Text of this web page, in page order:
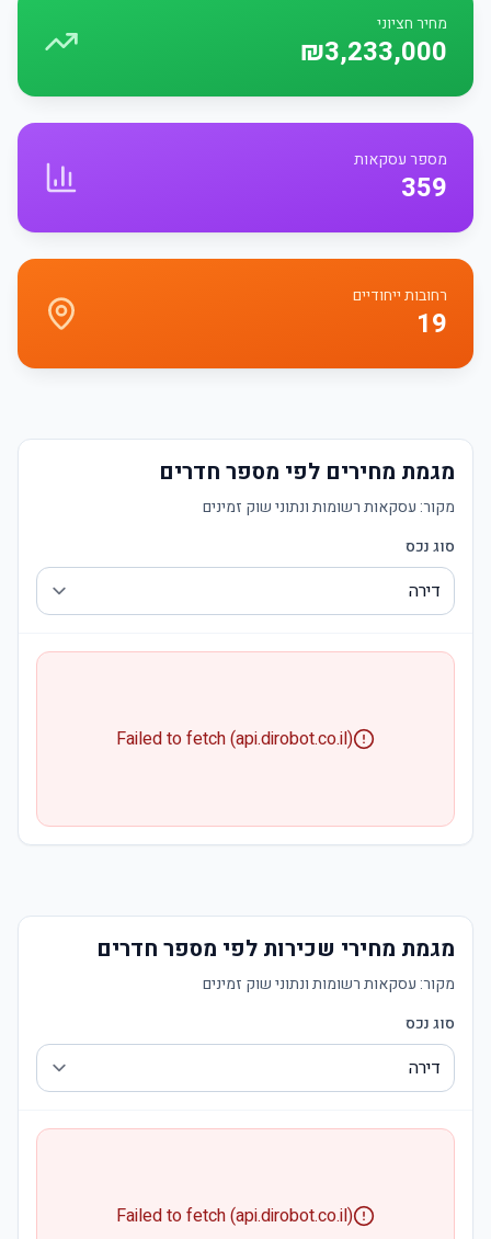
מחיר חציוני
₪3,233,000
מספר עסקאות
359
רחובות ייחודיים
19
מגמת מחירים לפי מספר חדרים
מקור: עסקאות רשומות ונתוני שוק זמינים
סוג נכס
Failed to fetch (api.dirobot.co.il)
מגמת מחירי שכירות לפי מספר חדרים
מקור: עסקאות רשומות ונתוני שוק זמינים
סוג נכס
Failed to fetch (api.dirobot.co.il)